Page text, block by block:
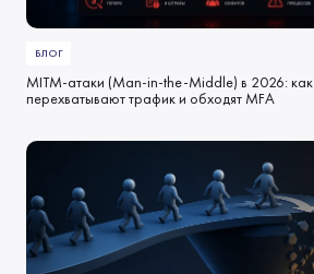
БЛОГ
MITM-атаки (Man-in-the-Middle) в 2026:
перехватывают трафик и обходят MFA